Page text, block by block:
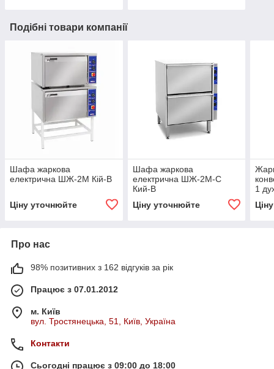
Подібні товари компанії
Шафа жаркова
електрична ШЖ-2М Кій-В
Ціну уточнюйте
Шафа жаркова
електрична ШЖ-2M-С
Кий-В
Ціну уточнюйте
1
Про нас
98% позитивних з 162 відгуків за рік
Працює з 07.01.2012
м. Київ
вул. Тростянецька, 51, Київ, Україна
Контакти
Сьогодні працює з 09:00 до 18:00